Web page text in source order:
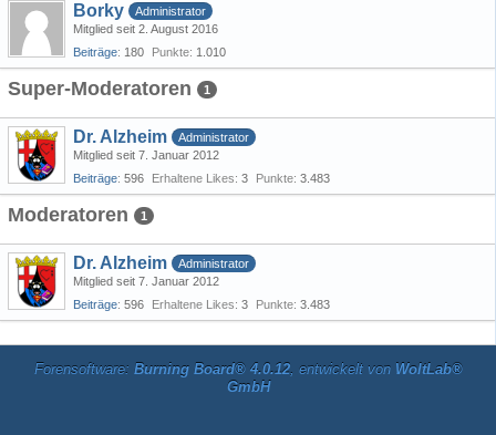
Borky
Administrator
Mitglied seit 2. August 2016
Beiträge 180 Punkte 1.010
Super-Moderatoren 1
Dr. Alzheim
Administrator
Mitglied seit 7. Januar 2012
Beiträge 596 Erhaltene Likes 3 Punkte 3.483
Moderatoren 1
Dr. Alzheim
Administrator
Mitglied seit 7. Januar 2012
Beiträge 596 Erhaltene Likes 3 Punkte 3.483
Forensoftware: Burning Board® 4.0.12, entwickelt von WoltLab®
GmbH